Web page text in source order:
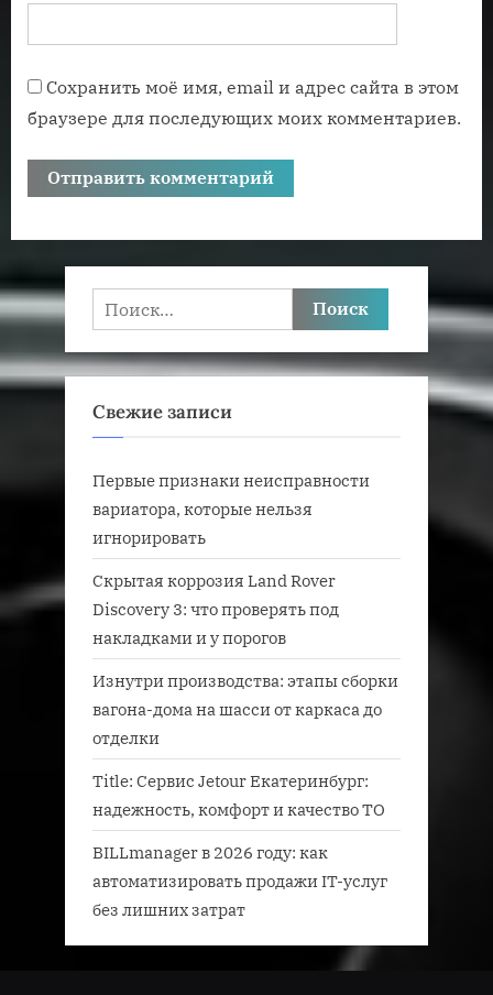
Сохранить моё имя, email и адрес сайта в этом
браузере для последующих моих комментариев.
Найти:
Свежие записи
Первые признаки неисправности
вариатора, которые нельзя
игнорировать
Скрытая коррозия Land Rover
Discovery 3: что проверять под
накладками и у порогов
Изнутри производства: этапы сборки
вагона-дома на шасси от каркаса до
отделки
Title: Сервис Jetour Екатеринбург:
надежность, комфорт и качество ТО
BILLmanager в 2026 году: как
автоматизировать продажи IT-услуг
без лишних затрат